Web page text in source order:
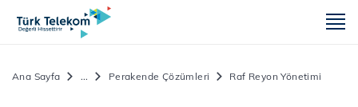
Ana Sayfa ... Perakende Çözümleri Raf Reyon Yönetimi